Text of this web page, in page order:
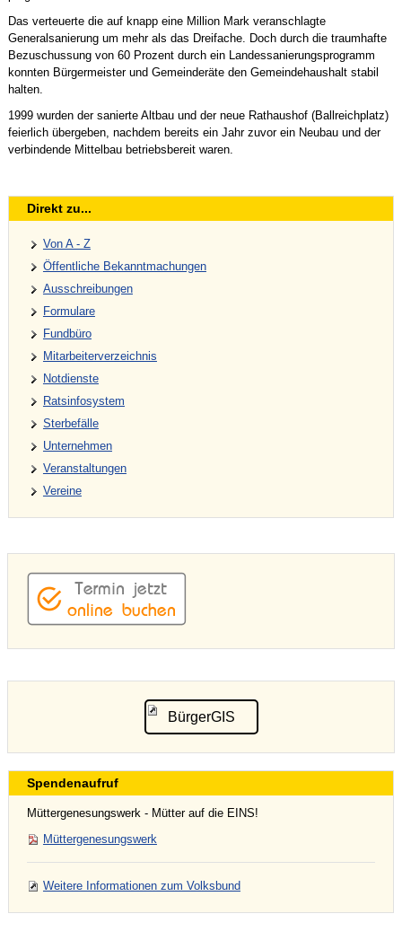
Das verteuerte die auf knapp eine Million Mark veranschlagte
Generalsanierung um mehr als das Dreifache. Doch durch die traumhafte
Bezuschussung von 60 Prozent durch ein Landessanierungsprogramm
konnten Bürgermeister und Gemeinderäte den Gemeindehaushalt stabil
halten.
1999 wurden der sanierte Altbau und der neue Rathaushof (Ballreichplatz)
feierlich übergeben, nachdem bereits ein Jahr zuvor ein Neubau und der
verbindende Mittelbau betriebsbereit waren.
Direkt zu...
Von A - Z
Öffentliche Bekanntmachungen
Ausschreibungen
Formulare
Fundbüro
Mitarbeiterverzeichnis
Notdienste
Ratsinfosystem
Sterbefälle
Unternehmen
Veranstaltungen
Vereine
BürgerGIS
Spendenaufruf
Müttergenesungswerk - Mütter auf die EINS!
Müttergenesungswerk
Weitere Informationen zum Volksbund